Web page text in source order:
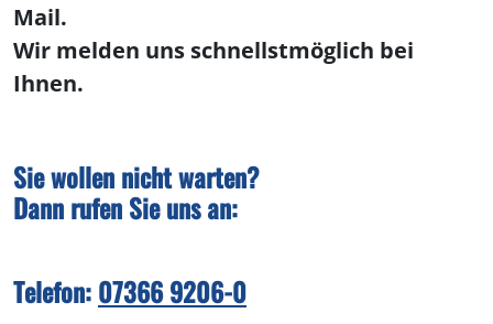
Mail.
Wir melden uns schnellstmöglich bei
Ihnen.
Sie wollen nicht warten?
Dann rufen Sie uns an:
Telefon: 07366 9206-0